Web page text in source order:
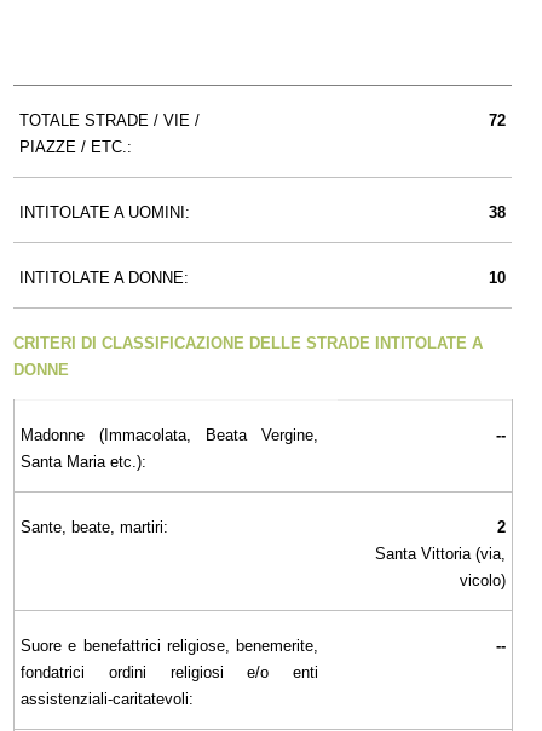
TOTALE STRADE / VIE /
PIAZZE / ETC.:
72
INTITOLATE A UOMINI: 38
INTITOLATE A DONNE: 10
CRITERI DI CLASSIFICAZIONE DELLE STRADE INTITOLATE A
DONNE
Madonne (Immacolata, Beata Vergine,
Santa Maria etc.):
--
Sante, beate, martiri:
2
Santa Vittoria (via,
vicolo)
Suore e benefattrici religiose, benemerite,
fondatrici ordini religiosi e/o enti
assistenziali-caritatevoli:
--